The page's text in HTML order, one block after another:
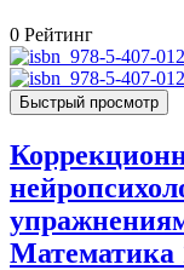
0 Рейтинг
Быстрый просмотр
Математика